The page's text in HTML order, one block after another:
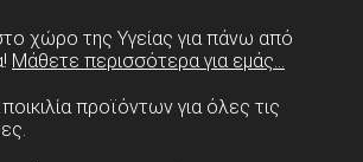
χώρο της Υγείας για πάνω από
Μάθετε περισσότερα για εμάς...
προϊόντων για όλες τις